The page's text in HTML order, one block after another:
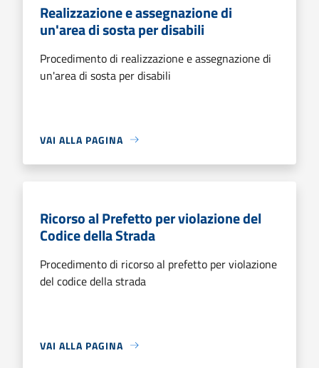
Realizzazione e assegnazione di
un'area di sosta per disabili
Procedimento di realizzazione e assegnazione di
un'area di sosta per disabili
VAI ALLA PAGINA
Ricorso al Prefetto per violazione del
Codice della Strada
Procedimento di ricorso al prefetto per violazione
del codice della strada
VAI ALLA PAGINA